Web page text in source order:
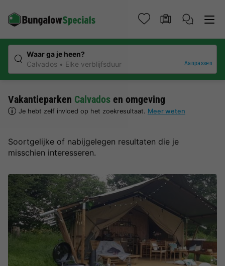
Waar ga je heen?
Calvados
Elke verblijfsduur Aanpassen
Vakantieparken Calvados en omgeving
Je hebt zelf invloed op het zoekresultaat. Meer weten
Soortgelijke of nabijgelegen resultaten die je
misschien interesseren.